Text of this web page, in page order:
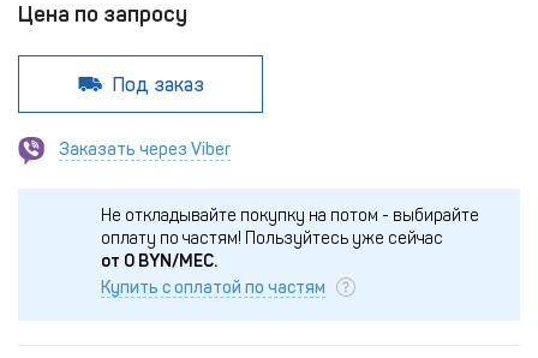
Цена по запросу
Под заказ
Заказать через Viber
Не откладывайте покупку на потом - выбирайте
оплату по частям! Пользуйтесь уже сейчас
от 0 BYN/МЕС.
Купить с оплатой по частям